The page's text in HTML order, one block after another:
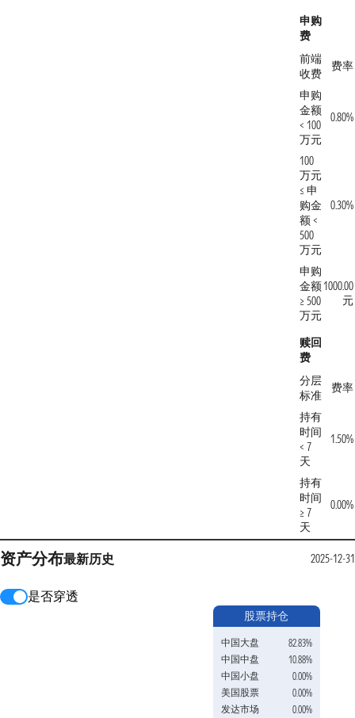
申购
费
前端
收费
费率
申购
金额
< 100
万元
0.80%
100
万元
≤ 申
购金
额 <
500
万元
0.30%
申购
金额
≥ 500
万元
1000.00
元
赎回
费
分层
标准
费率
持有
时间
< 7
天
1.50%
持有
时间
≥ 7
天
0.00%
资产分布最新历史 2025-12-31
是否穿透
股票持仓
中国大盘
82.83%
中国中盘
10.88%
中国小盘
0.00%
美国股票
0.00%
发达市场
0.00%